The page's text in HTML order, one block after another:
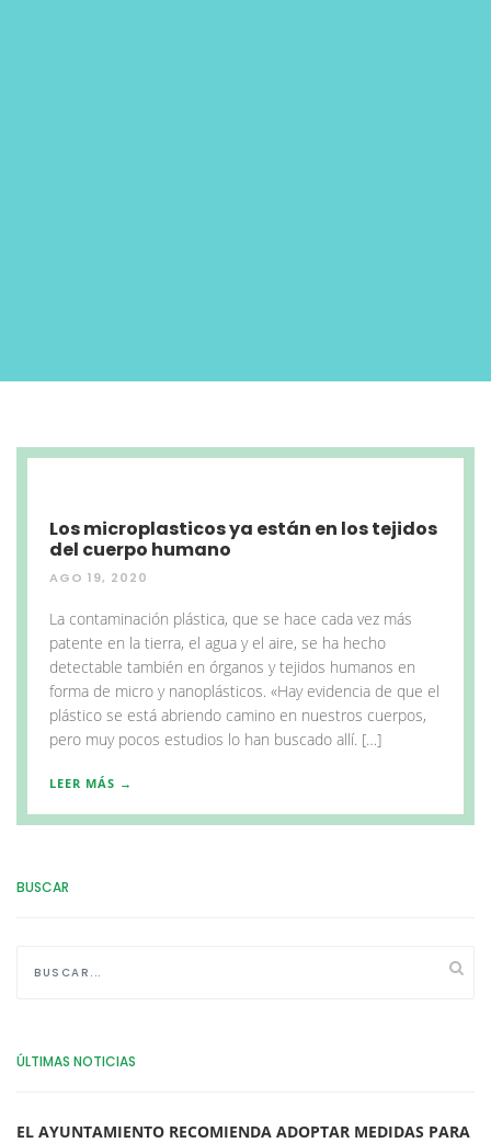
Los microplasticos ya están en los tejidos
del cuerpo humano
AGO 19, 2020
La contaminación plástica, que se hace cada vez más
patente en la tierra, el agua y el aire, se ha hecho
detectable también en órganos y tejidos humanos en
forma de micro y nanoplásticos. «Hay evidencia de que el
plástico se está abriendo camino en nuestros cuerpos,
pero muy pocos estudios lo han buscado allí. […]
LEER MÁS →
BUSCAR
ÚLTIMAS NOTICIAS
EL AYUNTAMIENTO RECOMIENDA ADOPTAR MEDIDAS PARA